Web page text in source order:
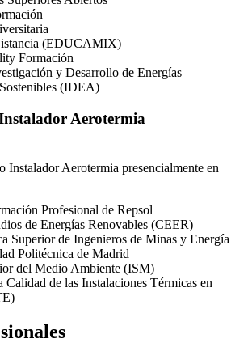
(EDUCAMIX)
Formación
y Desarrollo de Energías
(IDEA)
Aerotermia
Instalador Aerotermia presencialmente en
Profesional de Repsol
de Energías Renovables (CEER)
Superior de Ingenieros de Minas y Energía
Politécnica de Madrid
del Medio Ambiente (ISM)
Calidad de las Instalaciones Térmicas en